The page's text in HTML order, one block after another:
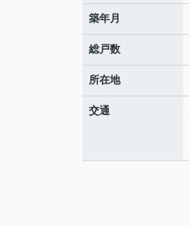
築年月
総戸数
所在地
交通